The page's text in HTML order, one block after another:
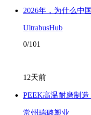
2026年，为什么中
UltrabusHub
0/101
12天前
PEEK高温耐磨制
常州瑞璐塑业